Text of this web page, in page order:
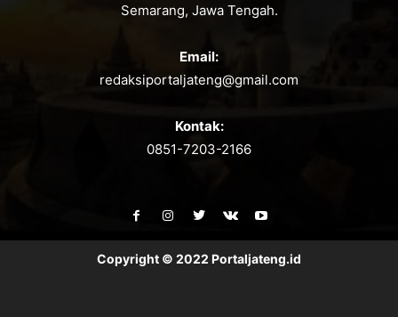
Semarang, Jawa Tengah.
Email:
redaksiportaljateng@gmail.com
Kontak:
0851-7203-2166
Copyright © 2022 Portaljateng.id